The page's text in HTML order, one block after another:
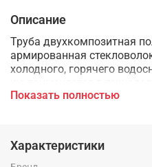
Описание
Труба двухкомпозитная
армированная
холодного, горячего
же применяется в
транспортирующих
Показать полностью
Характеристики